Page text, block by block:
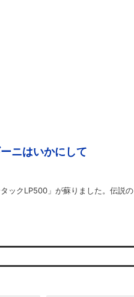
ニはいかにして
ックLP500」が蘇りました。伝説の